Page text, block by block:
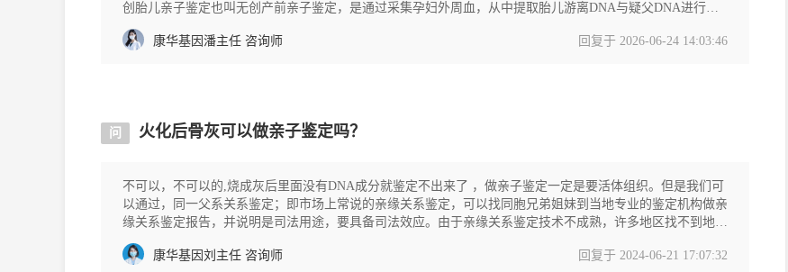
创胎儿亲子鉴定也叫无创产前亲子鉴定，是通过采集孕妇外周血，从中提取胎儿游离DNA与疑父DNA进行比
对分析的一种鉴定方式。以下是长春地区办理无创胎儿亲子鉴定需要了解的内容： 样本与材料要求 1. 孕妇样
本：
康华基因潘主任 咨询师 回复于 2026-06-24 14:03:46
问 火化后骨灰可以做亲子鉴定吗？
不可以，不可以的,烧成灰后里面没有DNA成分就鉴定不出来了 ，做亲子鉴定一定是要活体组织。但是我们可
以通过，同一父系关系鉴定；即市场上常说的亲缘关系鉴定，可以找同胞兄弟姐妹到当地专业的鉴定机构做亲
缘关系鉴定报告，并说明是司法用途，要具备司法效应。由于亲缘关系鉴定技术不成熟，许多地区找不到地
方；如果当地找不
康华基因刘主任 咨询师 回复于 2024-06-21 17:07:32